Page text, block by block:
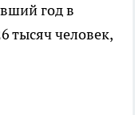
год в
тысяч человек,